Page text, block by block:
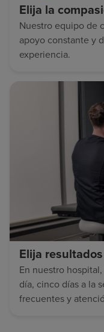
Elija la
Nuestro equipo de
apoyo constante y
experiencia.
Elija
En nuestro
día, cinco días a la
frecuentes y